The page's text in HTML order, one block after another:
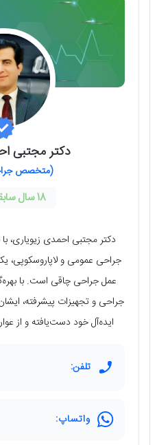
دکتر مجتبی
(متخصص
18 سال سابقه فعالیت
جراحی عمومی و لاپاروسکوپی،
عمل جراحی چاقی است. با
جراحی و تجهیزات پیشرفته،
ایده‌آل خود دست‌یافته و از
تلفن:
واتساپ: